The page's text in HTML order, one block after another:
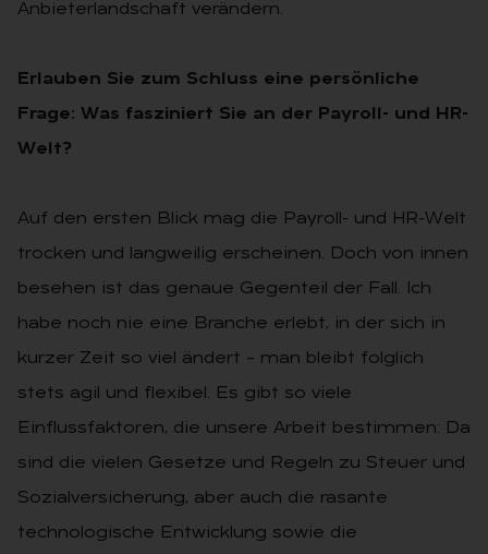
Anbieterlandschaft verändern.
Erlauben Sie zum Schluss eine persönliche
Frage: Was fasziniert Sie an der Payroll- und HR-
Welt?
Auf den ersten Blick mag die Payroll- und HR-Welt
trocken und langweilig erscheinen. Doch von innen
besehen ist das genaue Gegenteil der Fall. Ich
habe noch nie eine Branche erlebt, in der sich in
kurzer Zeit so viel ändert – man bleibt folglich
stets agil und flexibel. Es gibt so viele
Einflussfaktoren, die unsere Arbeit bestimmen: Da
sind die vielen Gesetze und Regeln zu Steuer und
Sozialversicherung, aber auch die rasante
technologische Entwicklung sowie die